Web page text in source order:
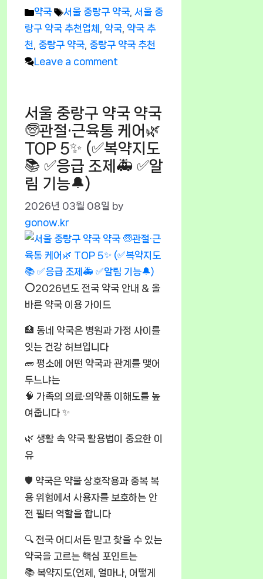
Categories
약국 Tags
서울 중랑구 약국 서울 중
랑구 약국 추천업체
약국 약국 추
천
중랑구 약국 중랑구 약국 추천
Leave a comment
서울 중랑구 약국 약국
🧓관절·근육통 케어🌿
TOP 5✨ (✅복약지도
📚 ✅응급 조제🚑 ✅알
림 기능🔔)
2026년 03월 08일 by
gonow.kr
⭕2026년도 전국 약국 안내 & 올
바른 약국 이용 가이드
🏥 동네 약국은 병원과 가정 사이를
잇는 건강 허브입니다
🧱 평소에 어떤 약국과 관계를 맺어
두느냐는
🧠 가족의 의료·의약품 이해도를 높
여줍니다 ✨
🌿 생활 속 약국 활용법이 중요한 이
유
🛡️ 약국은 약물 상호작용과 중복 복
용 위험에서 사용자를 보호하는 안
전 필터 역할을 합니다
🔍 전국 어디서든 믿고 찾을 수 있는
약국을 고르는 핵심 포인트는
📚 복약지도(언제, 얼마나, 어떻게